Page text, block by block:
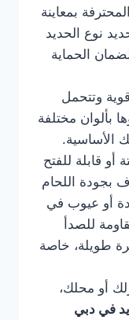
المحترفة بمعاينة
نوع الحديد
الحماية
وتتحمل
بألوان مختلفة
الأساسية.
أو قابلة للفتح
بجودة اللحام
أو عيوب في
للصدأ
طويلة، خاصة
أو محلك،
في دبي